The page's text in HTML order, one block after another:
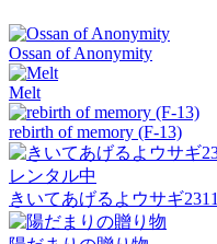
Ossan of Anonymity
Melt
rebirth of memory (F-13)
レンタル中
きいてあげるよウサギ2311